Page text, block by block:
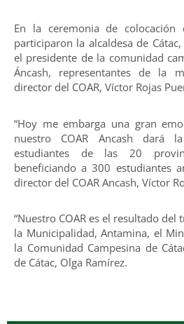
En la ceremonia de
participaron la alcaldesa de
el presidente de la comunidad
Áncash, representantes de la
director del COAR, Víctor Rojas
“Hoy me embarga una gran
nuestro COAR Ancash dará
estudiantes de las 20
beneficiando a 300 estudiantes
director del COAR Ancash, Víctor
“Nuestro COAR es el resultado
la Municipalidad, Antamina, el
la Comunidad Campesina de
de Cátac, Olga Ramírez.